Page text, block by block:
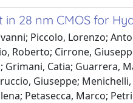
in 28 nm CMOS for
Piccolo, Lorenzo;
Roberto; Cirrone,
Grimani, Catia; Guarrera,
Giuseppe;
Petasecca, Marco;